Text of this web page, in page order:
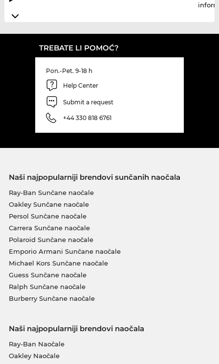
TREBATE LI POMOĆ?
Pon.-Pet. 9-18 h
Help Center
Submit a request
+44 330 818 6761
Naši najpopularniji brendovi sunčanih naočala
Ray-Ban Sunčane naočale
Oakley Sunčane naočale
Persol Sunčane naočale
Carrera Sunčane naočale
Polaroid Sunčane naočale
Emporio Armani Sunčane naočale
Michael Kors Sunčane naočale
Guess Sunčane naočale
Ralph Sunčane naočale
Burberry Sunčane naočale
Naši najpopularniji brendovi naočala
Ray-Ban Naočale
Oakley Naočale